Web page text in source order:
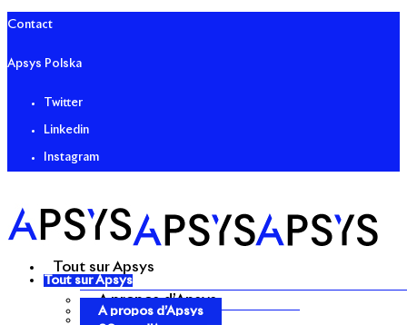
Contact
Apsys Polska
Twitter
Linkedin
Instagram
Tout sur Apsys
A propos d’Apsys
30 ans d’Apsys
Tout sur Apsys
A propos d’Apsys